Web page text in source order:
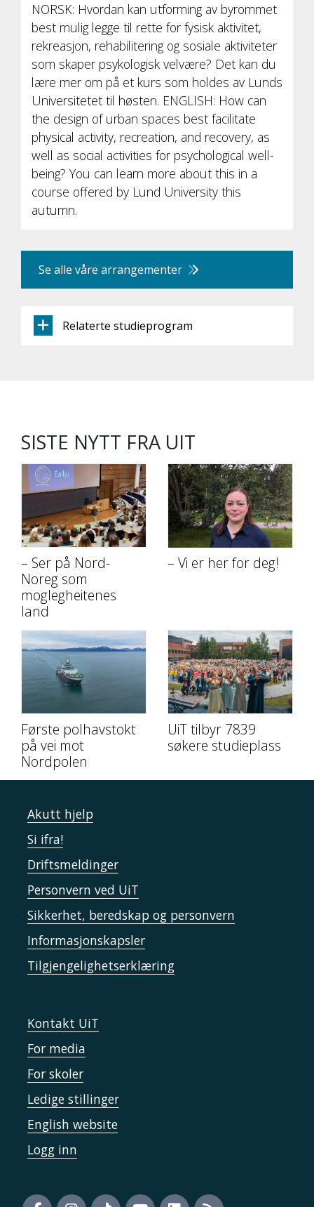
NORSK: Hvordan kan utforming av byrommet
best mulig legge til rette for fysisk aktivitet,
rekreasjon, rehabilitering og sosiale aktiviteter
som skaper psykologisk velvære? Det kan du
lære mer om på et kurs som holdes av Lunds
Universitetet til høsten. ENGLISH: How can
the design of urban spaces best facilitate
physical activity, recreation, and recovery, as
well as social activities for psychological well-
being? You can learn more about this in a
course offered by Lund University this
autumn.
Se alle våre arrangementer
Relaterte studieprogram
SISTE NYTT FRA UIT
– Ser på Nord-
Noreg som
moglegheitenes
land
– Vi er her for deg!
Første polhavstokt
på vei mot
Nordpolen
UiT tilbyr 7839
søkere studieplass
Akutt hjelp
Si ifra!
Driftsmeldinger
Personvern ved UiT
Sikkerhet, beredskap og personvern
Informasjonskapsler
Tilgjengelighetserklæring
Kontakt UiT
For media
For skoler
Ledige stillinger
English website
Logg inn